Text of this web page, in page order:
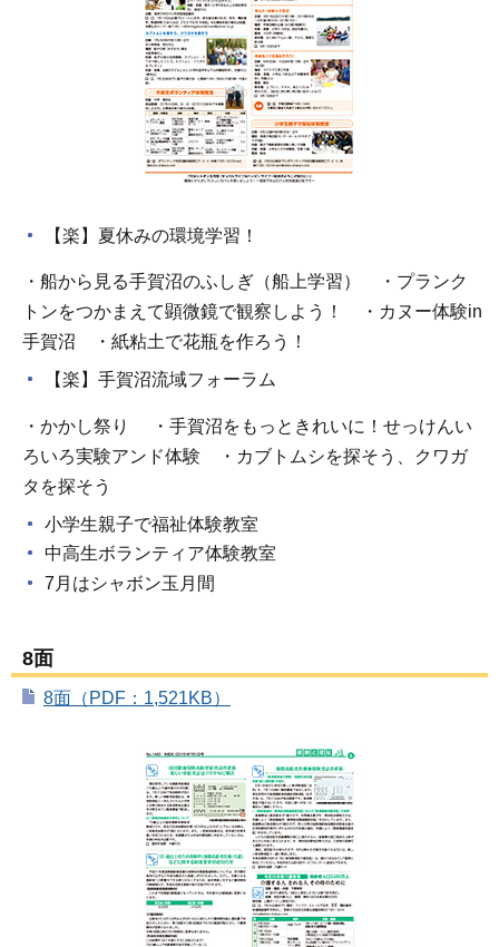
【楽】夏休みの環境学習！
・船から見る手賀沼のふしぎ（船上学習） ・プランク
トンをつかまえて顕微鏡で観察しよう！ ・カヌー体験in
手賀沼 ・紙粘土で花瓶を作ろう！
【楽】手賀沼流域フォーラム
・かかし祭り ・手賀沼をもっときれいに！せっけんい
ろいろ実験アンド体験 ・カブトムシを探そう、クワガ
タを探そう
小学生親子で福祉体験教室
中高生ボランティア体験教室
7月はシャボン玉月間
8面
8面（PDF：1,521KB）